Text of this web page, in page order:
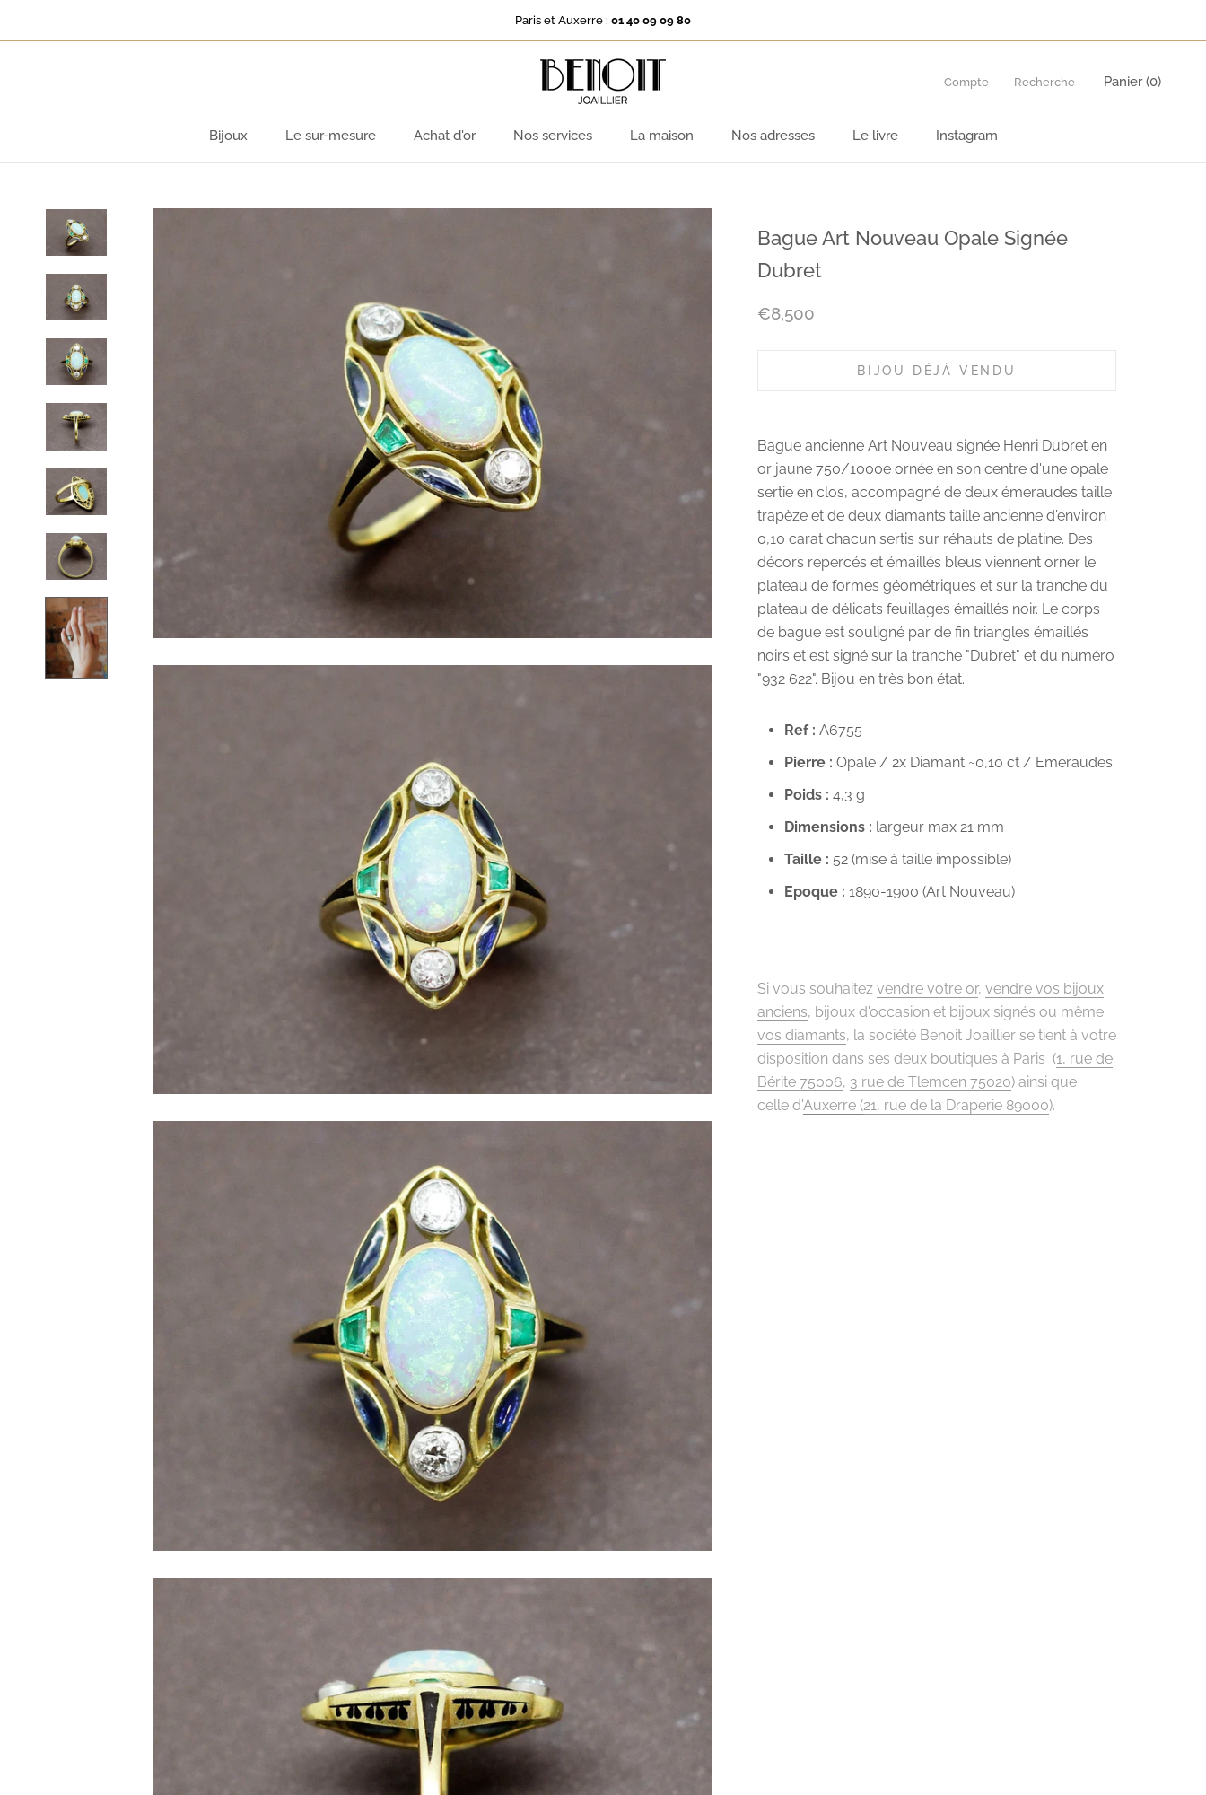
Paris et Auxerre : 01 40 09 09 80
Bijoux
Le sur-mesure
Achat d'or
Nos services
La maison
Nos adresses
Le livre
Instagram
Compte Recherche Panier (0)
Bague Art Nouveau Opale Signée
Dubret
€8,500
BIJOU DÉJÀ VENDU
Bague ancienne Art Nouveau signée Henri Dubret en
or jaune 750/1000e ornée en son centre d'une opale
sertie en clos, accompagné de deux émeraudes taille
trapèze et de deux diamants taille ancienne d'environ
0,10 carat chacun sertis sur réhauts de platine. Des
décors repercés et émaillés bleus viennent orner le
plateau de formes géométriques et sur la tranche du
plateau de délicats feuillages émaillés noir. Le corps
de bague est souligné par de fin triangles émaillés
noirs et est signé sur la tranche "Dubret" et du numéro
"932 622". Bijou en très bon état.
Ref : A6755
Pierre : Opale / 2x Diamant ~0,10 ct / Emeraudes
Poids : 4,3 g
Dimensions : largeur max 21 mm
Taille : 52 (mise à taille impossible)
Epoque : 1890-1900 (Art Nouveau)
Si vous souhaitez vendre votre or, vendre vos bijoux
anciens, bijoux d'occasion et bijoux signés ou même
vos diamants, la société Benoit Joaillier se tient à votre
disposition dans ses deux boutiques à Paris (1, rue de
Bérite 75006, 3 rue de Tlemcen 75020) ainsi que
celle d'Auxerre (21, rue de la Draperie 89000).